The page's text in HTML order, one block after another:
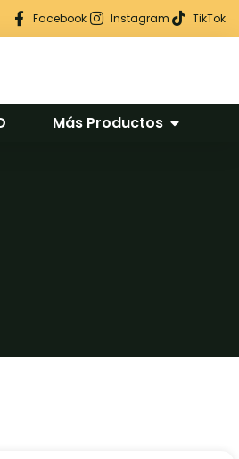
pedidoFacebook Instagram TikTok
Más Productos